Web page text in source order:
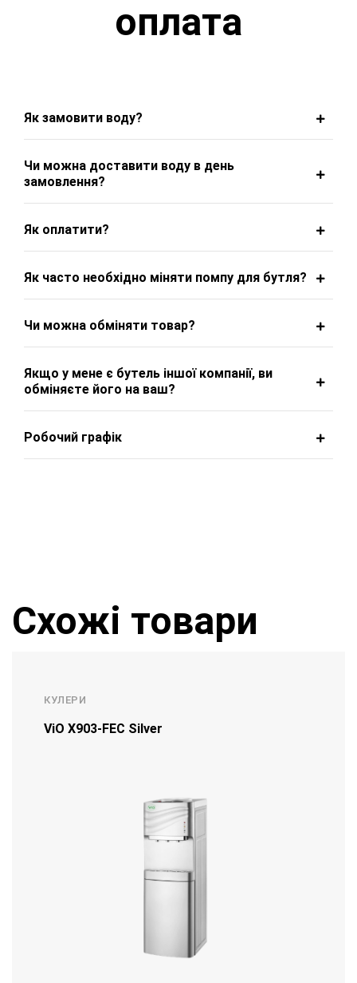
оплата
Як замовити воду?
Чи можна доставити воду в день
замовлення?
Як оплатити?
Як часто необхідно міняти помпу для бутля?
Чи можна обміняти товар?
Якщо у мене є бутель іншої компанії, ви
обміняєте його на ваш?
Робочий графік
Схожі товари
КУЛЕРИ
ViO Х903-FEC Silver